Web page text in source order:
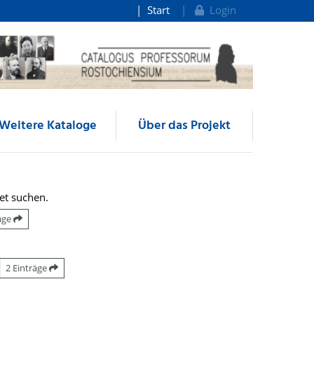
Start Login
Kataloge Über das Projekt
suchen.
2 Einträge